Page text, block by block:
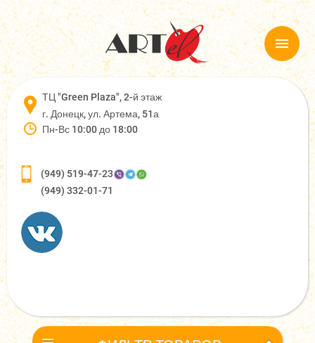
ТЦ "Green Plaza", 2-й этаж
г. Донецк, ул. Артема, 51а
Пн-Вс 10:00 до 18:00
(949) 519-47-23
(949) 332-01-71